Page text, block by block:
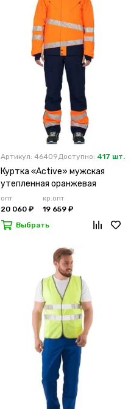
Артикул: 46409Доступно: 417 шт.
Куртка «Active» мужская
утепленная оранжевая
опт
20 060 ₽
кр.опт
19 659 ₽
Выбрать